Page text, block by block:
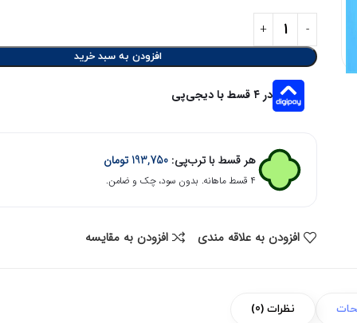
افزودن به سبد خرید
در ۴ قسط با دیجی‌پی
هر قسط با ترب‌پی: 193,750 تومان
۴ قسط ماهانه. بدون سود، چک و ضامن.
افزودن به علاقه مندی افزودن به مقایسه
نظرات (0)